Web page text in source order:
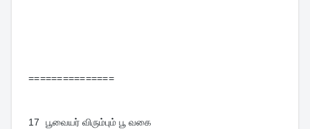
===============
17 பூவையர் விரும்பும் பூ வகை